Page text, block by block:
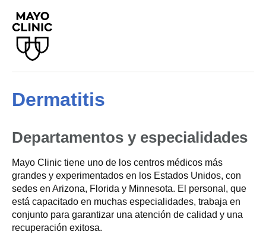
Dermatitis
Departamentos y especialidades
Mayo Clinic tiene uno de los centros médicos más
grandes y experimentados en los Estados Unidos, con
sedes en Arizona, Florida y Minnesota. El personal, que
está capacitado en muchas especialidades, trabaja en
conjunto para garantizar una atención de calidad y una
recuperación exitosa.